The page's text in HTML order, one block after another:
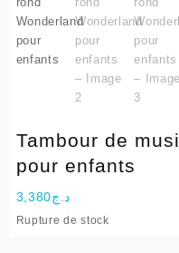
Tambour de
pour enfants
د.ج3,380
Rupture de stock